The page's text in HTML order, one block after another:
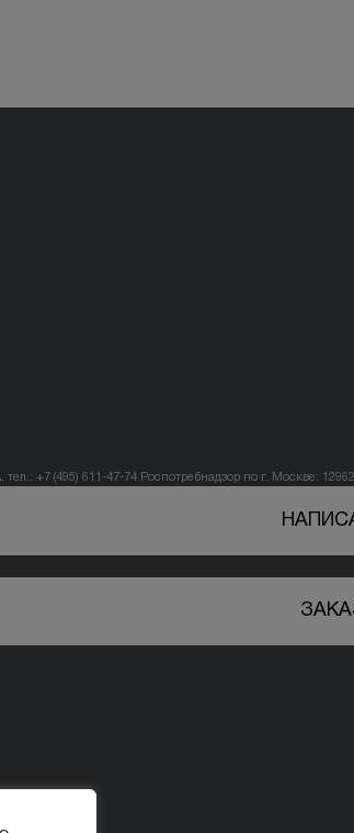
+7 (495) 611-47-74 Роспотребнадзор по г. Москве: